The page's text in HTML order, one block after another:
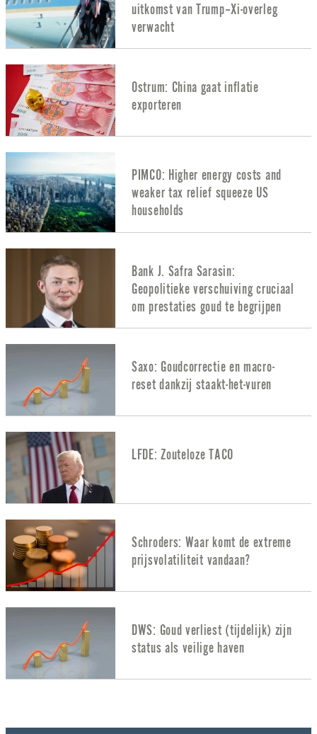
uitkomst van Trump–Xi-overleg
verwacht
Ostrum: China gaat inflatie
exporteren
PIMCO: Higher energy costs and
weaker tax relief squeeze US
households
Bank J. Safra Sarasin:
Geopolitieke verschuiving cruciaal
om prestaties goud te begrijpen
Saxo: Goudcorrectie en macro-
reset dankzij staakt-het-vuren
LFDE: Zouteloze TACO
Schroders: Waar komt de extreme
prijsvolatiliteit vandaan?
DWS: Goud verliest (tijdelijk) zijn
status als veilige haven